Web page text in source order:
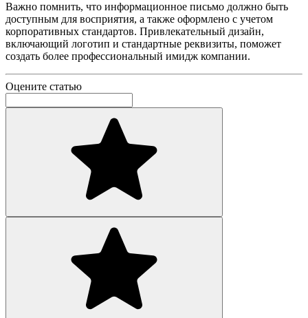
Важно помнить, что информационное письмо должно быть
доступным для восприятия, а также оформлено с учетом
корпоративных стандартов. Привлекательный дизайн,
включающий логотип и стандартные реквизиты, поможет
создать более профессиональный имидж компании.
Оцените статью